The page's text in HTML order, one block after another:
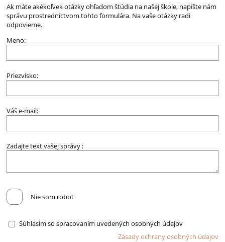
Ak máte akékoľvek otázky ohľadom štúdia na našej škole, napíšte nám
správu prostredníctvom tohto formulára. Na vaše otázky radi
odpovieme.
Meno:
Priezvisko:
Váš e-mail:
Zadajte text vašej správy :
Nie som robot
Súhlasím so spracovaním uvedených osobných údajov
Zásady ochrany osobných údajov